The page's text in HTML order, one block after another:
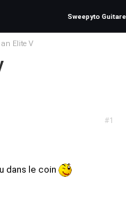
Sweepyto Guitare
Elite V
#1
dans le coin